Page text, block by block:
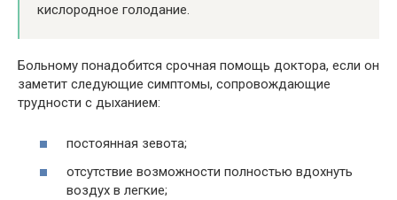
кислородное голодание.
Больному понадобится срочная помощь доктора, если он
заметит следующие симптомы, сопровождающие
трудности с дыханием:
постоянная зевота;
отсутствие возможности полностью вдохнуть
воздух в легкие;